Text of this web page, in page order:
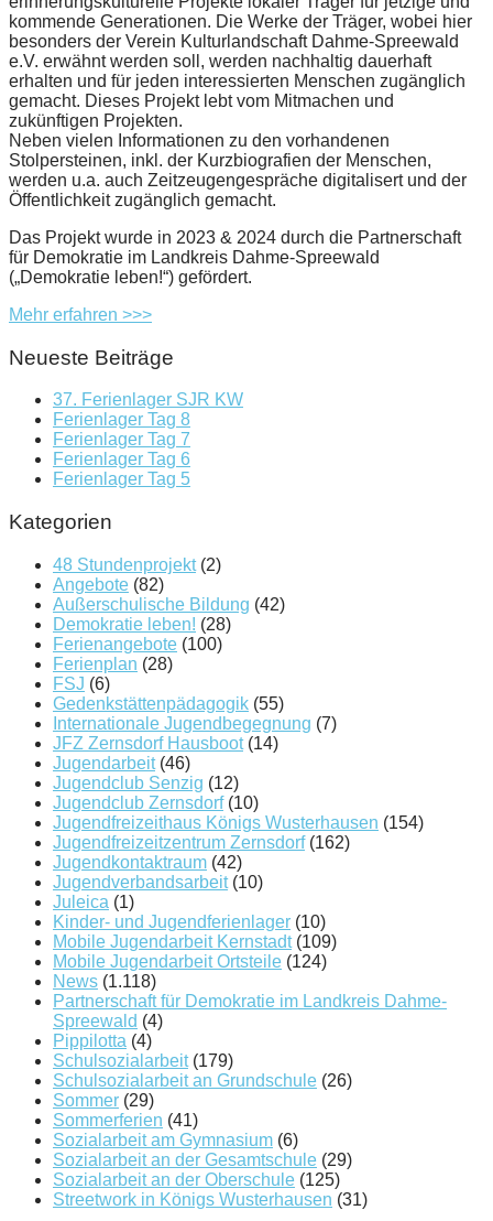
kommende Generationen. Die Werke der Träger, wobei hier
besonders der Verein Kulturlandschaft Dahme-Spreewald
e.V. erwähnt werden soll, werden nachhaltig dauerhaft
erhalten und für jeden interessierten Menschen zugänglich
gemacht. Dieses Projekt lebt vom Mitmachen und
zukünftigen Projekten.
Neben vielen Informationen zu den vorhandenen
Stolpersteinen, inkl. der Kurzbiografien der Menschen,
werden u.a. auch Zeitzeugengespräche digitalisert und der
Öffentlichkeit zugänglich gemacht.
Das Projekt wurde in 2023 & 2024 durch die Partnerschaft
für Demokratie im Landkreis Dahme-Spreewald
(„Demokratie leben!“) gefördert.
Mehr erfahren >>>
Neueste Beiträge
37. Ferienlager SJR KW
Ferienlager Tag 8
Ferienlager Tag 7
Ferienlager Tag 6
Ferienlager Tag 5
Kategorien
48 Stundenprojekt(2)
Angebote (82)
Außerschulische Bildung (42)
Demokratie leben! (28)
Ferienangebote (100)
Ferienplan (28)
FSJ (6)
Gedenkstättenpädagogik (55)
Internationale Jugendbegegnung (7)
JFZ Zernsdorf Hausboot(14)
Jugendarbeit(46)
Jugendclub Senzig (12)
Jugendclub Zernsdorf(10)
Jugendfreizeithaus Königs Wusterhausen (154)
Jugendfreizeitzentrum Zernsdorf(162)
Jugendkontaktraum (42)
Jugendverbandsarbeit(10)
Juleica (1)
Kinder- und Jugendferienlager (10)
Mobile Jugendarbeit Kernstadt(109)
Mobile Jugendarbeit Ortsteile (124)
News (1.118)
Partnerschaft für Demokratie im Landkreis Dahme-
Spreewald (4)
Pippilotta (4)
Schulsozialarbeit(179)
Schulsozialarbeit an Grundschule (26)
Sommer (29)
Sommerferien (41)
Sozialarbeit am Gymnasium (6)
Sozialarbeit an der Gesamtschule (29)
Sozialarbeit an der Oberschule (125)
Streetwork in Königs Wusterhausen (31)